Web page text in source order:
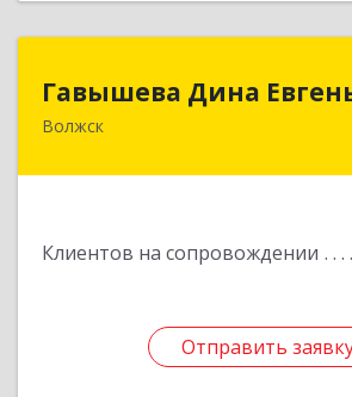
Гавышева Дина
Волжск
Клиентов на сопровождении
Отправить
Отправить